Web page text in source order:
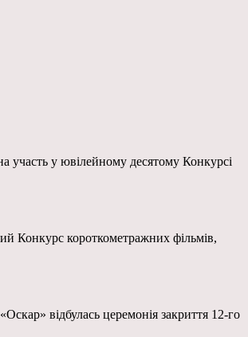
участь у ювілейному десятому Конкурсі
Конкурс короткометражних фільмів,
відбулась церемонія закриття 12-го